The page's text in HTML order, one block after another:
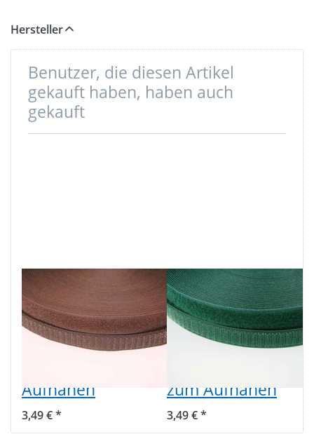
Hersteller
Benutzer, die diesen Artikel
gekauft haben, haben auch
gekauft
4m Klettband
(Flausch &
Haken), 20mm
breit, Farbe:
Aufnähen
3,49 € *
4m Klettband
(Flausch &
Haken), 20mm
breit, Farbe:
zum Aufnähen
3,49 € *